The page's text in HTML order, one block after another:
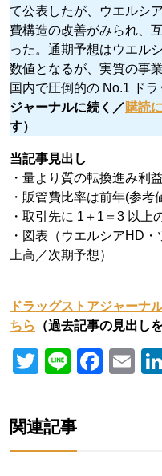
て公表したが、ウエルシ
費構造の改善がみられ、
った。通期予想はウエル
数値となるが、実質の事
国内で圧倒的の No.1 ド
ジャーナルに続く／購読
す）
当記事見出し
・量より質の転換進み利
・販管費比率は前年(参考
・取引先に 1＋1＝3 以上
・図表（ウエルシアHD
上高／次期予想）
ドラッグストアジャーナ
ちら
（過去記事の見出し
Twitter
Line
関連記事